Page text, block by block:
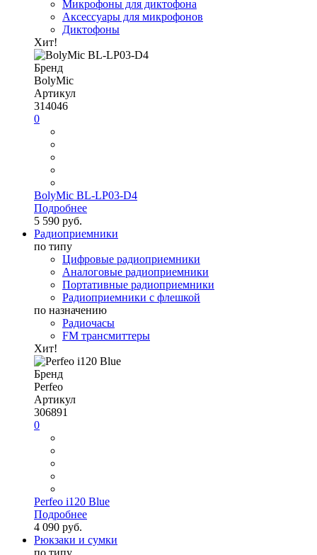
Микрофоны для диктофона
Аксессуары для микрофонов
Диктофоны
Хит!
Бренд
BolyMic
Артикул
314046
0
BolyMic BL-LP03-D4
Подробнее
5 590 руб.
Радиоприемники
по типу
Цифровые радиоприемники
Аналоговые радиоприемники
Портативные радиоприемники
Радиоприемники с флешкой
по назначению
Радиочасы
FM трансмиттеры
Хит!
Бренд
Perfeo
Артикул
306891
0
Perfeo i120 Blue
Подробнее
4 090 руб.
Рюкзаки и сумки
по типу